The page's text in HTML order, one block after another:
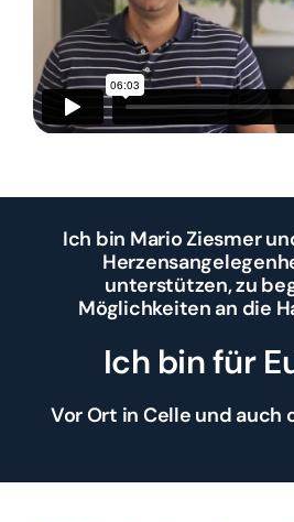
Ich bin Mario Ziesmer
unterstützen, zu
Möglichkeiten an die
Ich bin für
Vor Ort in Celle und auch